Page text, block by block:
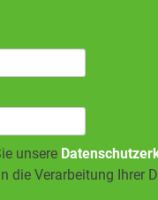
unsere
die Verarbeitung Ihrer